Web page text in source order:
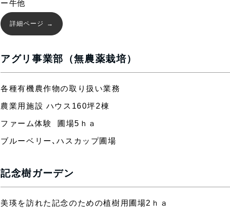
ー牛他
詳細ページ
アグリ事業部（無農薬栽培）
各種有機農作物の取り扱い業務
農業用施設 ハウス160坪2棟
ファーム体験 圃場5ｈａ
ブルーベリー､ハスカップ圃場
記念樹ガーデン
美瑛を訪れた記念のための植樹用圃場2ｈａ